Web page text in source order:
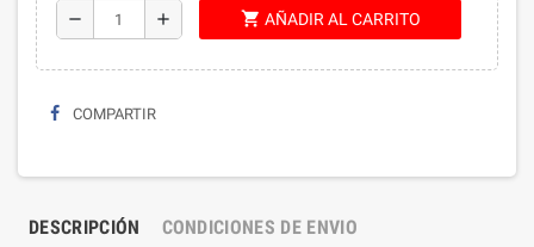
remove add shopping_cart AÑADIR AL CARRITO
COMPARTIR
DESCRIPCIÓN CONDICIONES DE ENVIO